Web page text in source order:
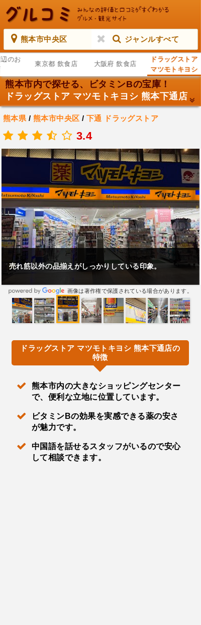
熊本市中央区 ジャンルすべて
のお
東京都 飲食店 大阪府 飲食店
ドラッグストア
マツモトキヨシ
熊本下通店
熊本市内で探せる、ビタミンBの宝庫！
ドラッグストア マツモトキヨシ 熊本下通店
熊本県 / 熊本市中央区 / 下通
ドラッグストア
3.4
売れ筋以外の品揃えがしっかりしている印象。
画像は著作権で保護されている場合があります。
ドラッグストア マツモトキヨシ 熊本下通店の
特徴
熊本市内の大きなショッピングセンター
で、便利な立地に位置しています。
ビタミンBの効果を実感できる薬の安さ
が魅力です。
中国語を話せるスタッフがいるので安心
して相談できます。